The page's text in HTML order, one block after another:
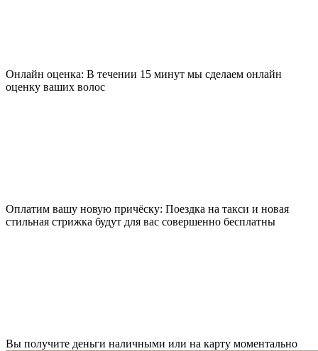
Онлайн оценка: В течении 15 минут мы сделаем онлайн
оценку ваших волос
Оплатим вашу новую причёску: Поездка на такси и новая
стильная стрижка будут для вас совершенно бесплатны
Вы получите деньги наличными или на карту моментально